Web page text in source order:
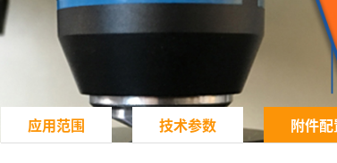
应用范围 技术参数 附件配